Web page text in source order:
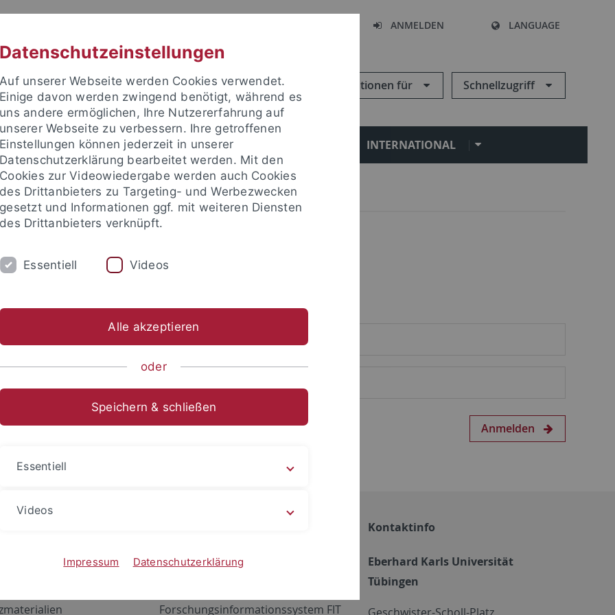
ANMELDEN LANGUAGE
Informationen für Schnellzugriff
FORSCHUNG EINRICHTUNGEN INTERNATIONAL
um sich anzumelden:
Anmelden
Netzwerk
ALMA
Forschungsinformationssystem FIT
Kontaktinfo
Eberhard Karls Universität
Tübingen
Datenschutzeinstellungen
Auf unserer Webseite werden Cookies verwendet.
Einige davon werden zwingend benötigt, während es
uns andere ermöglichen, Ihre Nutzererfahrung auf
unserer Webseite zu verbessern. Ihre getroffenen
Einstellungen können jederzeit in unserer
Datenschutzerklärung bearbeitet werden. Mit den
Cookies zur Videowiedergabe werden auch Cookies
des Drittanbieters zu Targeting- und Werbezwecken
gesetzt und Informationen ggf. mit weiteren Diensten
des Drittanbieters verknüpft.
Essentiell Videos
Alle akzeptieren
oder
Speichern & schließen
Essentiell
Videos
Impressum Datenschutzerklärung